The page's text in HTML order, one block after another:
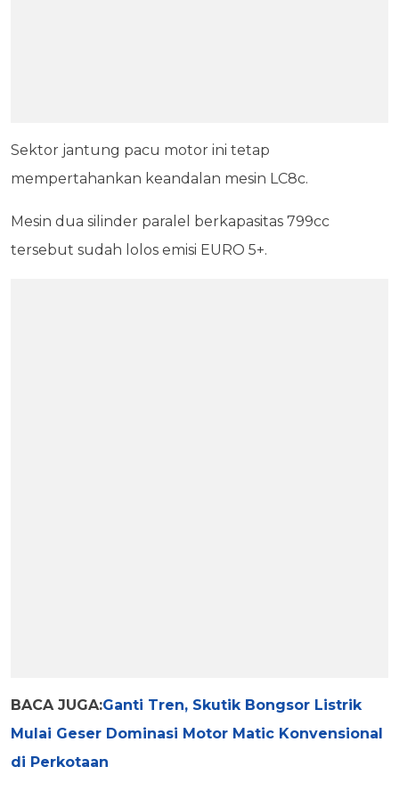
Sektor jantung pacu motor ini tetap
mempertahankan keandalan mesin LC8c.
Mesin dua silinder paralel berkapasitas 799cc
tersebut sudah lolos emisi EURO 5+.
BACA JUGA:Ganti Tren, Skutik Bongsor Listrik
Mulai Geser Dominasi Motor Matic Konvensional
di Perkotaan